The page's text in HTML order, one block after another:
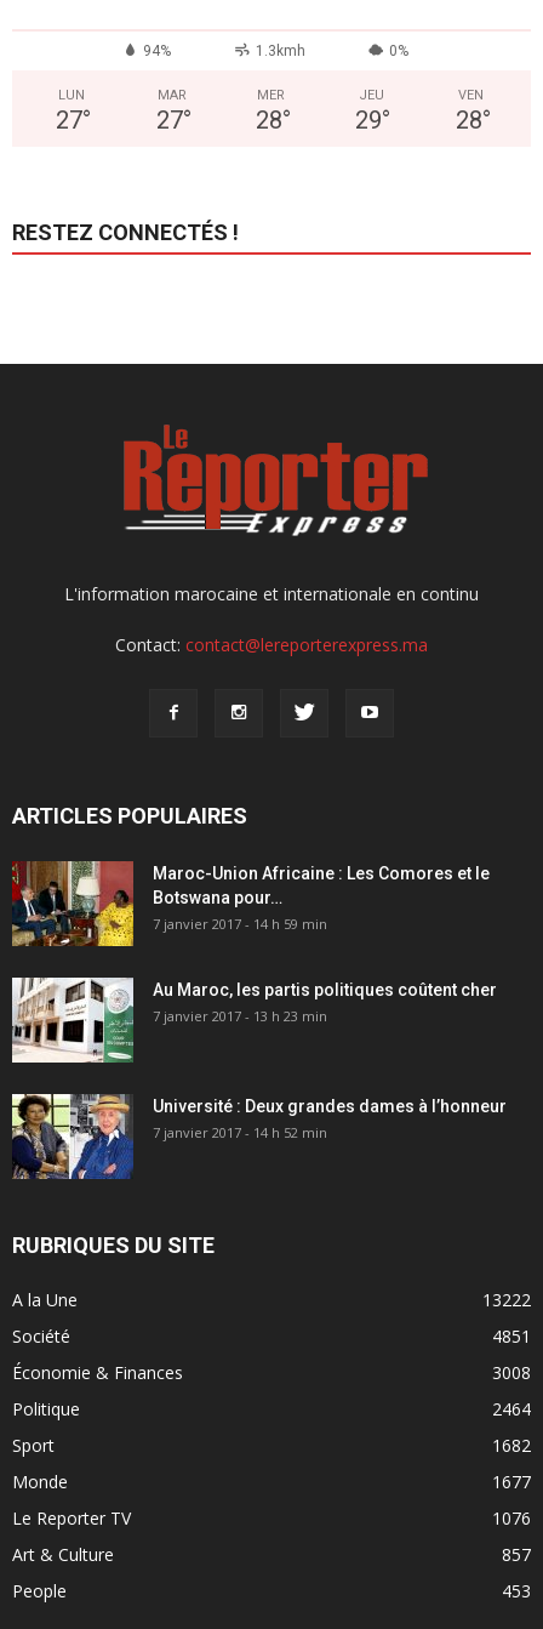
94% 1.3kmh 0%
LUN
27°
MAR
27°
MER
28°
JEU
29°
VEN
28°
RESTEZ CONNECTÉS !
L'information marocaine et internationale en continu
Contact: contact@lereporterexpress.ma
ARTICLES POPULAIRES
Maroc-Union Africaine : Les Comores et le
Botswana pour…
7 janvier 2017 - 14 h 59 min
Au Maroc, les partis politiques coûtent cher
7 janvier 2017 - 13 h 23 min
Université : Deux grandes dames à l’honneur
7 janvier 2017 - 14 h 52 min
RUBRIQUES DU SITE
A la Une
13222
Société
4851
Économie & Finances
3008
Politique
2464
Sport
1682
Monde
1677
Le Reporter TV
1076
Art & Culture
857
People
453